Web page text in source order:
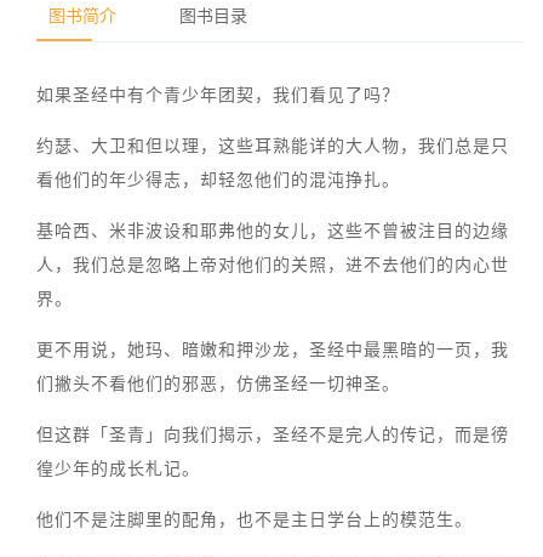
图书简介 图书目录
如果圣经中有个青少年团契，我们看见了吗？
约瑟、大卫和但以理，这些耳熟能详的大人物，我们总是只
看他们的年少得志，却轻忽他们的混沌挣扎。
基哈西、米非波设和耶弗他的女儿，这些不曾被注目的边缘
人，我们总是忽略上帝对他们的关照，进不去他们的内心世
界。
更不用说，她玛、暗嫩和押沙龙，圣经中最黑暗的一页，我
们撇头不看他们的邪恶，仿佛圣经一切神圣。
但这群「圣青」向我们揭示，圣经不是完人的传记，而是徬
徨少年的成长札记。
他们不是注脚里的配角，也不是主日学台上的模范生。